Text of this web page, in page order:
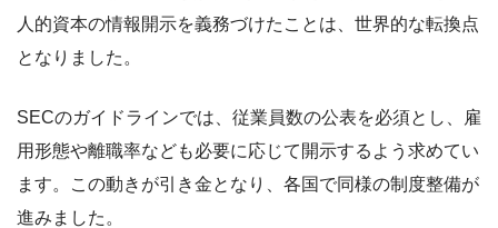
人的資本の情報開示を義務づけたことは、世界的な転換点
となりました。
SECのガイドラインでは、従業員数の公表を必須とし、雇
用形態や離職率なども必要に応じて開示するよう求めてい
ます。この動きが引き金となり、各国で同様の制度整備が
進みました。